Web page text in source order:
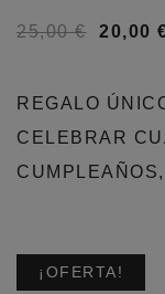
25,00€ 20,00
REGALO
CELEBRAR
¡OFERTA!